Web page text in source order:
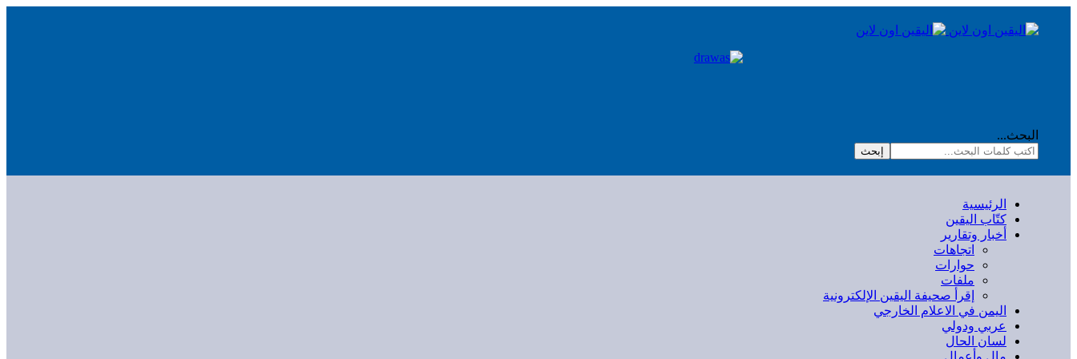
البحث...
إبحث
الرئيسية
كتّاب اليقين
أخبار وتقارير
اتجاهات
حوارات
ملفات
إقرأ صحيفة اليقين الإلكترونية
اليمن في الاعلام الخارجي
عربي ودولي
لسان الحال
مال وأعمال